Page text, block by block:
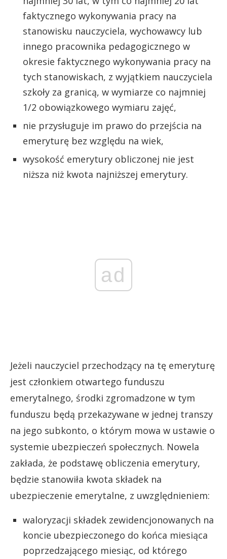
faktycznego wykonywania pracy na
stanowisku nauczyciela, wychowawcy lub
innego pracownika pedagogicznego w
okresie faktycznego wykonywania pracy na
tych stanowiskach, z wyjątkiem nauczyciela
szkoły za granicą, w wymiarze co najmniej
1/2 obowiązkowego wymiaru zajęć,
nie przysługuje im prawo do przejścia na
emeryturę bez względu na wiek,
wysokość emerytury obliczonej nie jest
niższa niż kwota najniższej emerytury.
ad
Jeżeli nauczyciel przechodzący na tę emeryturę
jest członkiem otwartego funduszu
emerytalnego, środki zgromadzone w tym
funduszu będą przekazywane w jednej transzy
na jego subkonto, o którym mowa w ustawie o
systemie ubezpieczeń społecznych. Nowela
zakłada, że podstawę obliczenia emerytury,
będzie stanowiła kwota składek na
ubezpieczenie emerytalne, z uwzględnieniem:
waloryzacji składek zewidencjonowanych na
koncie ubezpieczonego do końca miesiąca
poprzedzającego miesiąc, od którego